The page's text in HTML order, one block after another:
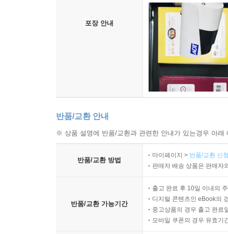
포장 안내
반품/교환 안내
※ 상품 설명에 반품/교환과 관련한 안내가 있는경우 아
반품/교환 방법
마이페이지 > 반품/교환 신
판매자 배송 상품은 판매자
반품/교환 가능기간
출고 완료 후 10일 이내의
디지털 콘텐츠인 eBook의
중고상품의 경우 출고 완료
모바일 쿠폰의 경우 유효기